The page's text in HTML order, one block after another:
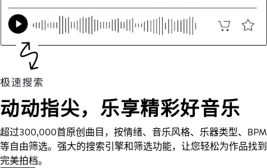
动动指尖，乐享精彩好音乐
超过300,000首原创曲目，按情绪、音乐风格、乐器类型、BPM
等自由筛选。强大的搜索引擎和筛选功能，让您轻松为作品找到
完美拍档。